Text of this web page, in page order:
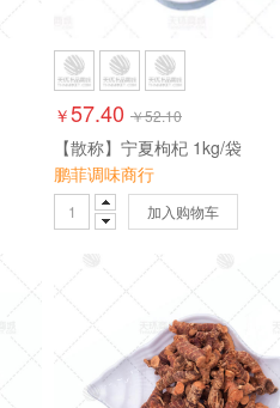
￥57.40 ￥52.10
【散称】宁夏枸杞 1kg/袋
鹏菲调味商行
加入购物车